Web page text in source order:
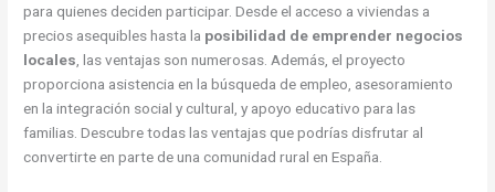
para quienes deciden participar. Desde el acceso a viviendas a
precios asequibles hasta la posibilidad de emprender negocios
locales , las ventajas son numerosas. Además, el proyecto
proporciona asistencia en la búsqueda de empleo, asesoramiento
en la integración social y cultural, y apoyo educativo para las
familias. Descubre todas las ventajas que podrías disfrutar al
convertirte en parte de una comunidad rural en España.